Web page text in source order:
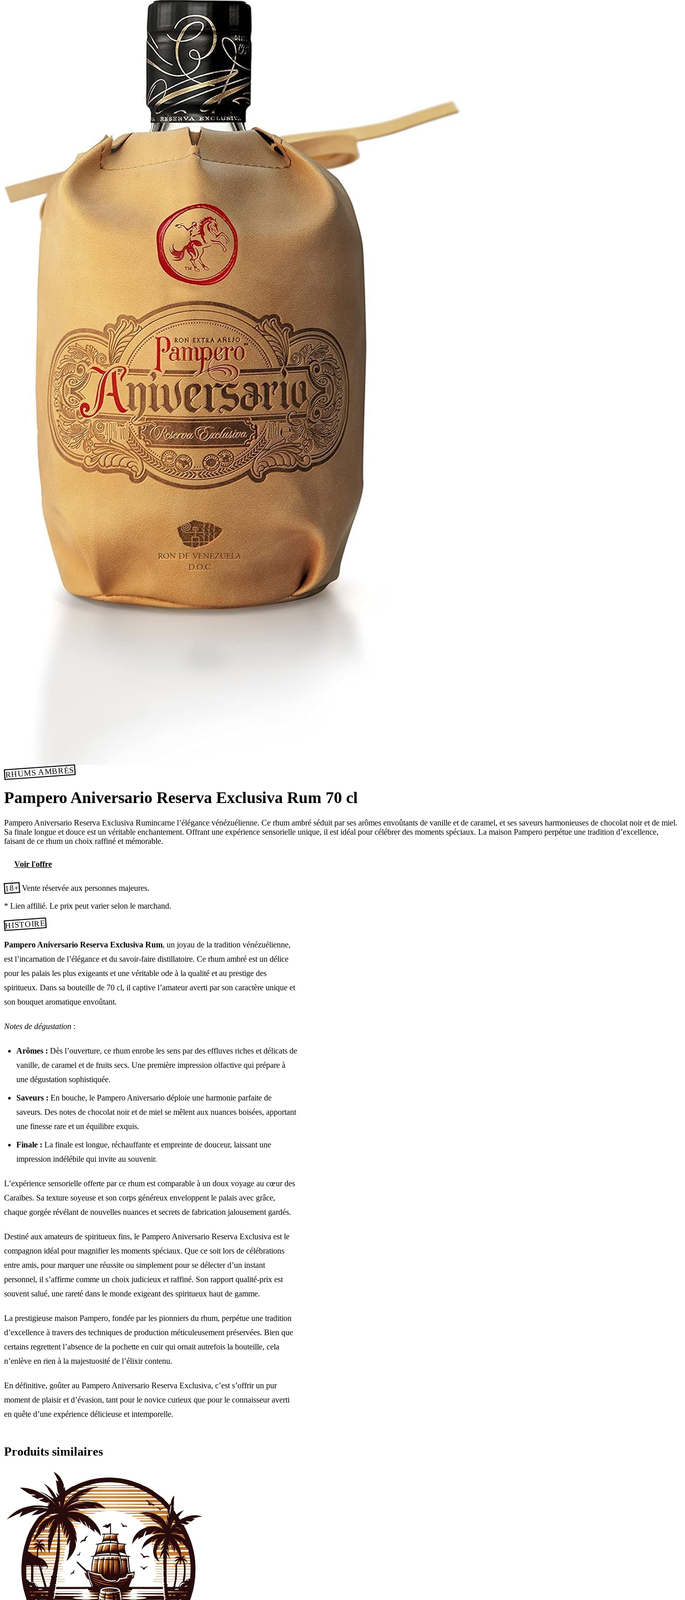
RHUMS AMBRÉS
Pampero Aniversario Reserva Exclusiva Rum 70 cl
Pampero Aniversario Reserva Exclusiva Rumincarne l’élégance vénézuélienne. Ce rhum ambré séduit par ses arômes envoûtants de vanille et de caramel, et ses saveurs harmonieuses de chocolat noir et de miel.
Sa finale longue et douce est un véritable enchantement. Offrant une expérience sensorielle unique, il est idéal pour célébrer des moments spéciaux. La maison Pampero perpétue une tradition d’excellence,
faisant de ce rhum un choix raffiné et mémorable.
Voir l'offre
18+ Vente réservée aux personnes majeures.
* Lien affilié. Le prix peut varier selon le marchand.
HISTOIRE
Pampero Aniversario Reserva Exclusiva Rum, un joyau de la tradition vénézuélienne,
est l’incarnation de l’élégance et du savoir-faire distillatoire. Ce rhum ambré est un délice
pour les palais les plus exigeants et une véritable ode à la qualité et au prestige des
spiritueux. Dans sa bouteille de 70 cl, il captive l’amateur averti par son caractère unique et
son bouquet aromatique envoûtant.
Notes de dégustation :
Arômes : Dès l’ouverture, ce rhum enrobe les sens par des effluves riches et délicats de
vanille, de caramel et de fruits secs. Une première impression olfactive qui prépare à
une dégustation sophistiquée.
Saveurs : En bouche, le Pampero Aniversario déploie une harmonie parfaite de
saveurs. Des notes de chocolat noir et de miel se mêlent aux nuances boisées, apportant
une finesse rare et un équilibre exquis.
Finale : La finale est longue, réchauffante et empreinte de douceur, laissant une
impression indélébile qui invite au souvenir.
L’expérience sensorielle offerte par ce rhum est comparable à un doux voyage au cœur des
Caraïbes. Sa texture soyeuse et son corps généreux enveloppent le palais avec grâce,
chaque gorgée révélant de nouvelles nuances et secrets de fabrication jalousement gardés.
Destiné aux amateurs de spiritueux fins, le Pampero Aniversario Reserva Exclusiva est le
compagnon idéal pour magnifier les moments spéciaux. Que ce soit lors de célébrations
entre amis, pour marquer une réussite ou simplement pour se délecter d’un instant
personnel, il s’affirme comme un choix judicieux et raffiné. Son rapport qualité-prix est
souvent salué, une rareté dans le monde exigeant des spiritueux haut de gamme.
La prestigieuse maison Pampero, fondée par les pionniers du rhum, perpétue une tradition
d’excellence à travers des techniques de production méticuleusement préservées. Bien que
certains regrettent l’absence de la pochette en cuir qui ornait autrefois la bouteille, cela
n’enlève en rien à la majestuosité de l’élixir contenu.
En définitive, goûter au Pampero Aniversario Reserva Exclusiva, c’est s’offrir un pur
moment de plaisir et d’évasion, tant pour le novice curieux que pour le connaisseur averti
en quête d’une expérience délicieuse et intemporelle.
Produits similaires